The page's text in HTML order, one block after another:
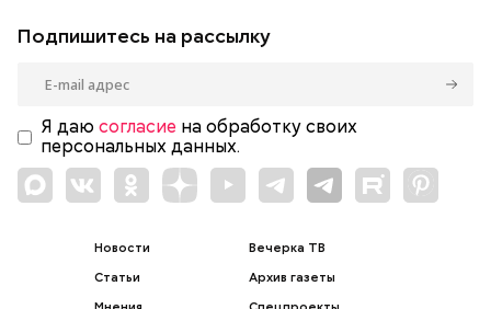
Подпишитесь на рассылку
Я даю согласие на обработку своих
персональных данных.
Новости
Статьи
Вечерка ТВ
Архив газеты